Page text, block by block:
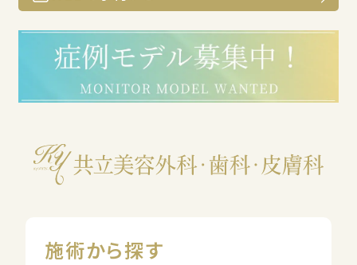
施術から探す